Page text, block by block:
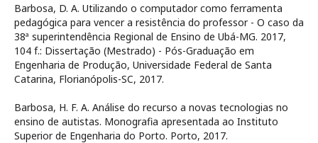
Barbosa, D. A. Utilizando o computador como ferramenta
pedagógica para vencer a resistência do professor - O caso da
38ª superintendência Regional de Ensino de Ubá-MG. 2017,
104 f.: Dissertação (Mestrado) - Pós-Graduação em
Engenharia de Produção, Universidade Federal de Santa
Catarina, Florianópolis-SC, 2017.
Barbosa, H. F. A. Análise do recurso a novas tecnologias no
ensino de autistas. Monografia apresentada ao Instituto
Superior de Engenharia do Porto. Porto, 2017.